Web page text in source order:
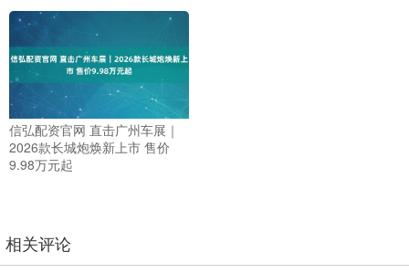
信弘配资官网 直击广州车展｜
2026款长城炮焕新上市 售价
9.98万元起
相关评论